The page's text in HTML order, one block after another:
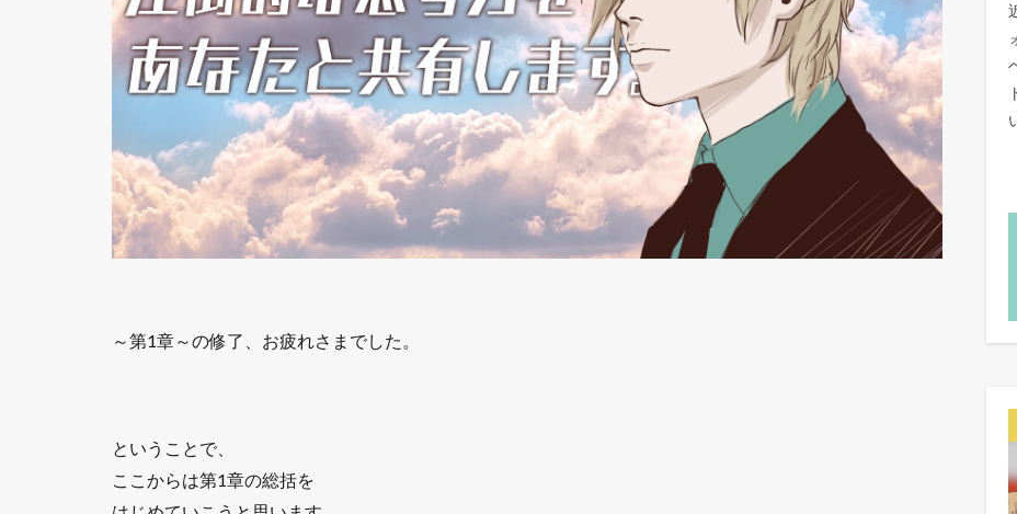
～第1章～の修了、お疲れさまでした。
ということで、
ここからは第1章の総括を